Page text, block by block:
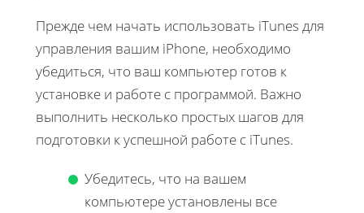
Прежде чем начать использовать iTunes для
управления вашим iPhone, необходимо
убедиться, что ваш компьютер готов к
установке и работе с программой. Важно
выполнить несколько простых шагов для
подготовки к успешной работе с iTunes.
Убедитесь, что на вашем
компьютере установлены все